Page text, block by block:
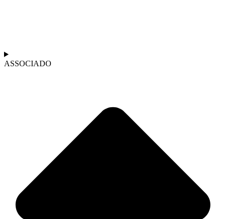
ASSOCIADO